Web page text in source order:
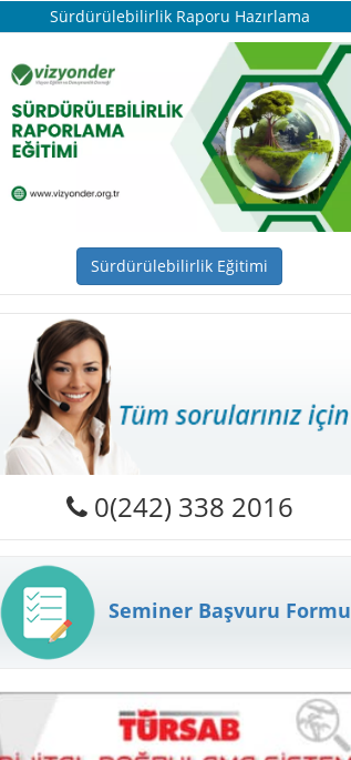
Sürdürülebilirlik Raporu Hazırlama
Sürdürülebilirlik Eğitimi
0(242) 338 2016
Seminer Başvuru Formu